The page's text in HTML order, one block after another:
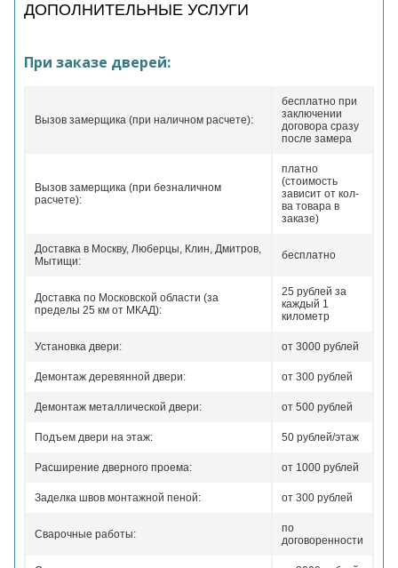
ДОПОЛНИТЕЛЬНЫЕ УСЛУГИ
При заказе дверей:
Вызов замерщика (при наличном расчете):
бесплатно при
заключении
договора сразу
после замера
Вызов замерщика (при безналичном
расчете):
платно
(стоимость
зависит от кол-
ва товара в
заказе)
Доставка в Москву, Люберцы, Клин, Дмитров,
Мытищи:
бесплатно
Доставка по Московской области (за
пределы 25 км от МКАД):
25 рублей за
каждый 1
километр
Установка двери: от 3000 рублей
Демонтаж деревянной двери: от 300 рублей
Демонтаж металлической двери: от 500 рублей
Подъем двери на этаж: 50 рублей/этаж
Расширение дверного проема: от 1000 рублей
Заделка швов монтажной пеной: от 300 рублей
Сварочные работы:
по
договоренности